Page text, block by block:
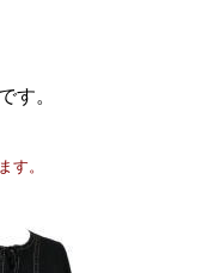
す。
す。